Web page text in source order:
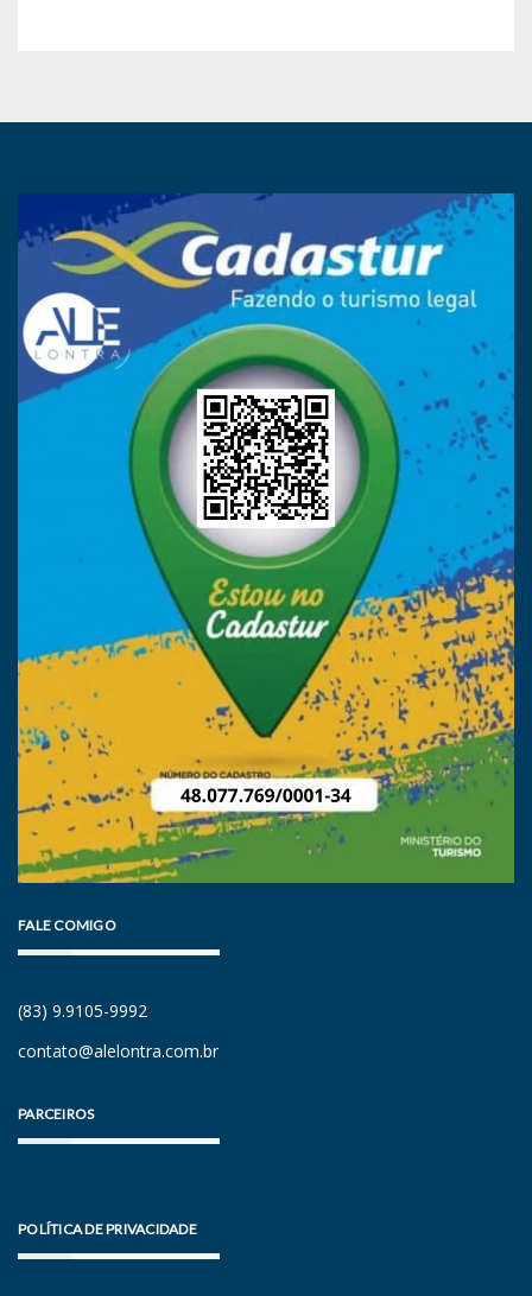
FALE COMIGO
(83) 9.9105-9992
contato@alelontra.com.br
PARCEIROS
POLÍTICA DE PRIVACIDADE